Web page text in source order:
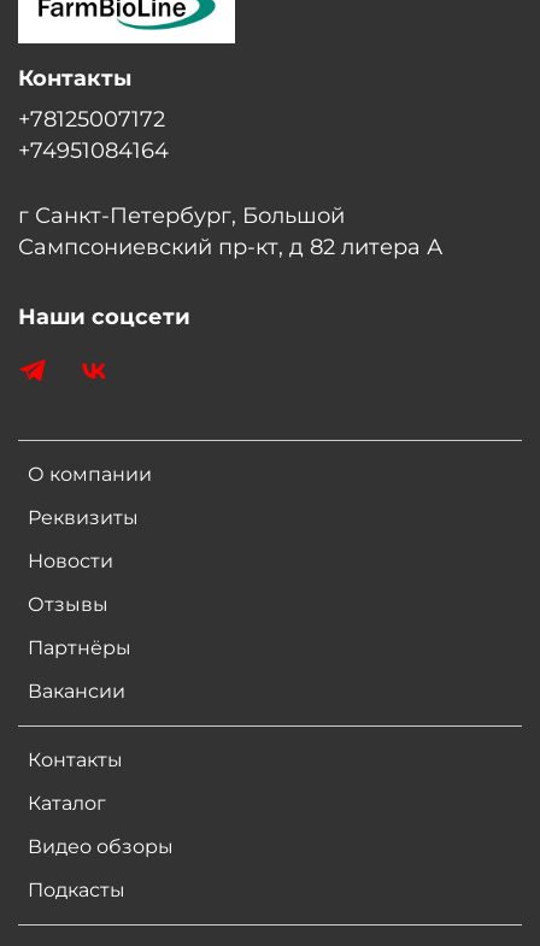
О компании
Реквизиты
Новости
Отзывы
Партнёры
Вакансии
Контакты
Каталог
Видео обзоры
Подкасты
Контакты
+78125007172
+74951084164
г Санкт-Петербург, Большой
Сампсониевский пр-кт, д 82 литера А
Наши соцсети